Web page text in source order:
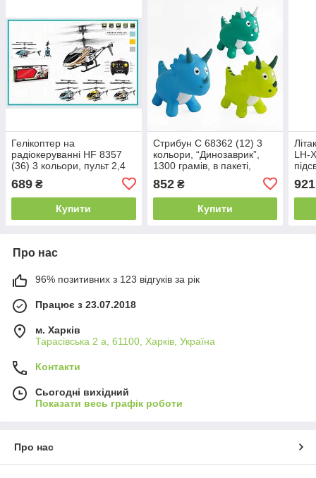
Гелікоптер на
радіокеруванні HF 8357
(36) 3 кольори, пульт 2,4
акумулятор, гіроскоп,
підсвічування, у коробці,
689 ₴
Купити
Стрибун С 68362 (12) 3
кольори, “Динозаврик”,
1300 грамів, в пакеті,
ВИДАЄТЬСЯ ТІЛЬКИ МІКС
ВИДІВ
852₴
Купити
LH-
921
Про нас
96% позитивних з 123 відгуків за рік
Працює з 23.07.2018
м. Харків
Тарасівська 2 а, 61100, Харків, Україна
Контакти
Сьогодні вихідний
Показати весь графік роботи
Про нас